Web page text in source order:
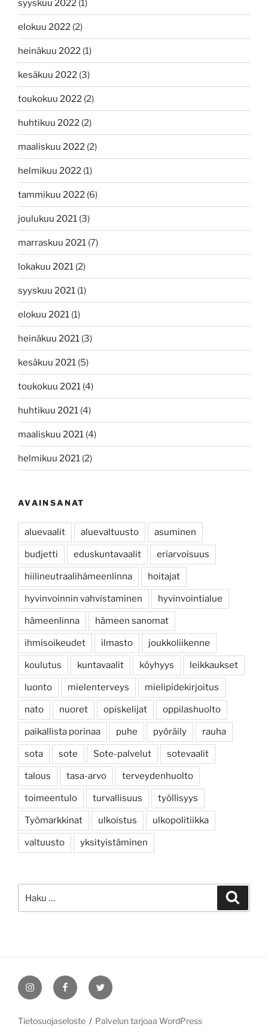
syyskuu 2022 (1)
elokuu 2022 (2)
heinäkuu 2022 (1)
kesäkuu 2022 (3)
toukokuu 2022 (2)
huhtikuu 2022 (2)
maaliskuu 2022 (2)
helmikuu 2022 (1)
tammikuu 2022 (6)
joulukuu 2021 (3)
marraskuu 2021 (7)
lokakuu 2021 (2)
syyskuu 2021 (1)
elokuu 2021 (1)
heinäkuu 2021 (3)
kesäkuu 2021 (5)
toukokuu 2021 (4)
huhtikuu 2021 (4)
maaliskuu 2021 (4)
helmikuu 2021 (2)
AVAINSANAT
aluevaalit aluevaltuusto asuminen
budjetti eduskuntavaalit eriarvoisuus
hiilineutraalihämeenlinna hoitajat
hyvinvoinnin vahvistaminen hyvinvointialue
hämeenlinna hämeen sanomat
ihmisoikeudet ilmasto joukkoliikenne
koulutus kuntavaalit köyhyys leikkaukset
luonto mielenterveys mielipidekirjoitus
nato nuoret opiskelijat oppilashuolto
paikallista porinaa puhe pyöräily rauha
sota sote Sote-palvelut sotevaalit
talous tasa-arvo terveydenhuolto
toimeentulo turvallisuus työllisyys
Työmarkkinat ulkoistus ulkopolitiikka
valtuusto yksityistäminen
InstagramFacebookTwitter
Tietosuojaseloste Palvelun tarjoaa WordPress